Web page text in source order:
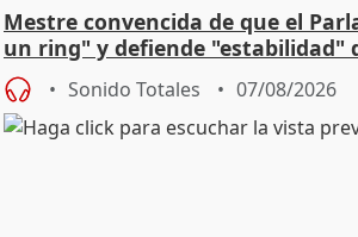
Mestre convencida de que el
un ring" y defiende "estabilidad"
Vox
Sonido Totales 07/08/2026